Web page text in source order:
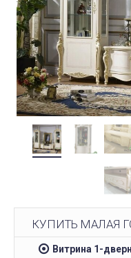
КУПИТЬ МАЛАЯ
Витрина 1-